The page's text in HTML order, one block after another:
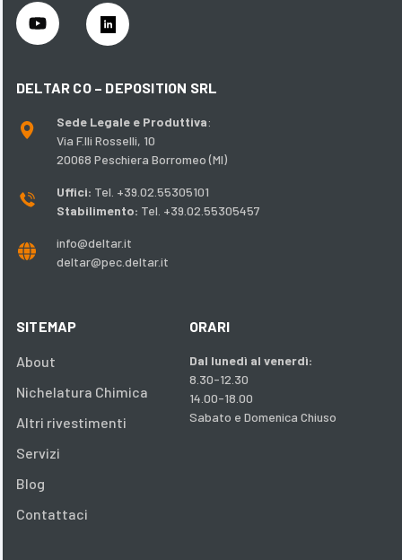
DELTAR CO – DEPOSITION SRL
Sede Legale e Produttiva:
Via F.lli Rosselli, 10
20068 Peschiera Borromeo (MI)
Uffici: Tel. +39.02.55305101
Stabilimento: Tel. +39.02.55305457
info@deltar.it
deltar@pec.deltar.it
ORARI
Dal lunedì al venerdì:
8.30-12.30
14.00-18.00
Sabato e Domenica Chiuso
SITEMAP
About
Nichelatura Chimica
Altri rivestimenti
Servizi
Blog
Contattaci